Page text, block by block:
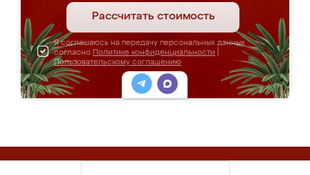
Рассчитать стоимость
Я соглашаюсь на передачу персональных данных
согласно Политике конфиденциальности
Пользовательскому соглашению